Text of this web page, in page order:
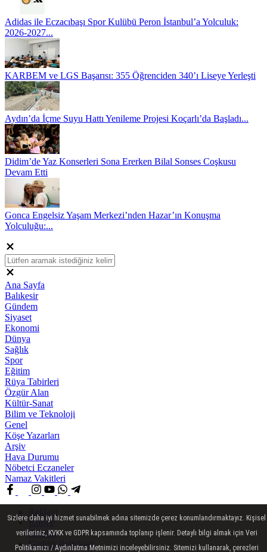
Adidas ile Eczacıbaşı Spor Kulübü Peron İstanbul’a Yolculuk:
2026-2027...
KARBEM ve LGS Başarısı: 355 Öğrenciden 340’ı Liseye Yerleşti
Aydın’da İçme Suyu Hattı Yenileme Projesi Koçarlı’da Başladı...
Didim’de Yaz Konserleri Sona Ererken Bilal Sonses Coşkusu
Devam Etti
Gonca Engelsiz Yaşam Merkezi’nden Hazar’ın Konuşma
Yolculuğu:...
Ana Sayfa
Balıkesir
Gündem
Siyaset
Ekonomi
Dünya
Sağlık
Spor
Eğitim
Rüya Tabirleri
Özgür Alan
Kültür-Sanat
Bilim ve Teknoloji
Genel
Köşe Yazarları
Arşiv
Hava Durumu
Nöbetci Eczaneler
Namaz Vakitleri
Künye
İletişim
Gizlilik Politikasi
Sizlere daha iyi hizmet sunabilmek adına sitemizde çerez konumlandırmaktayız. Kişisel
verileriniz, KVKK ve GDPR kapsamında toplanıp işlenir. Detaylı bilgi almak için Veri
Politikamızı / Aydınlatma Metnimizi inceleyebilirsiniz. Sitemizi kullanarak, çerezleri